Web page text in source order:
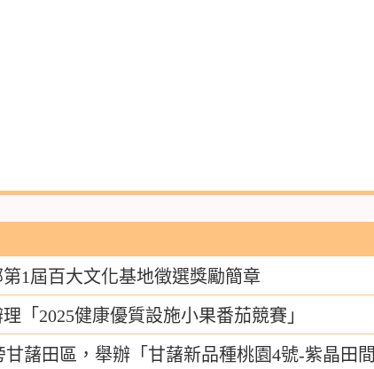
1屆百大文化基地徵選獎勵簡章
「2025健康優質設施小果番茄競賽」
藷田區，舉辦「甘藷新品種桃園4號-紫晶田間